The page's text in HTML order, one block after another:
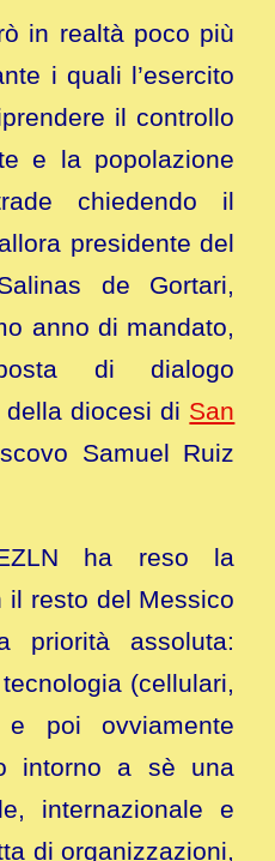
in realtà poco più
i quali l’esercito
il controllo
e la popolazione
chiedendo il
presidente del
de Gortari,
anno di mandato,
di dialogo
della diocesi di San
Samuel Ruiz
ha reso la
il resto del Messico
priorità assoluta:
(cellulari,
e poi ovviamente
intorno a sè una
internazionale e
di organizzazioni,